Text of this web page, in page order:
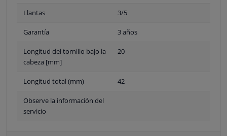
Llantas 3/5
Garantía 3 años
Longitud del tornillo bajo la
cabeza [mm]
20
Longitud total (mm) 42
Observe la información del
servicio